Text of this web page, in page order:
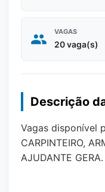
VAGAS
20 vaga(s)
Descrição
Vagas disponível
CARPINTEIRO,
AJUDANTE GERA.